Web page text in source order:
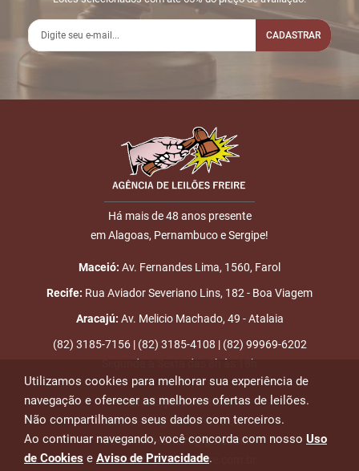
CADASTRAR
Há mais de 48 anos presente
em Alagoas, Pernambuco e Sergipe!
Maceió: Av. Fernandes Lima, 1560, Farol
Recife: Rua Aviador Severiano Lins, 182 - Boa Viagem
Aracajú: Av. Melicio Machado, 49 - Atalaia
(82) 3185-7156 | (82) 3185-4108 | (82) 99969-6202
Segunda a Sexta das 8h às 18h
Emails para contato:
atendimento@leiloesfreire.com.br
osmanleiloesfreire@gmail.com
alexandre@leiloesfreire.com.br
Utilizamos cookies para melhorar sua experiência de
navegação e oferecer as melhores ofertas de leilões.
Não compartilhamos seus dados com terceiros.
Ao continuar navegando, você concorda com nosso Uso
de Cookies e Aviso de Privacidade.